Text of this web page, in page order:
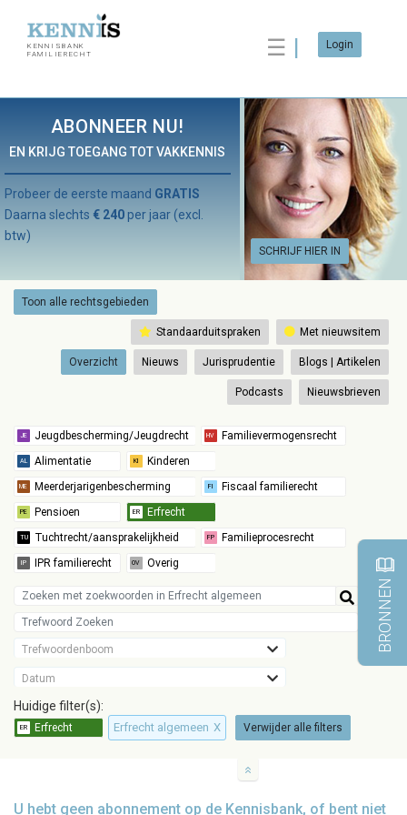
KENNISBANK
FAMILIERECHT
☰ Login
ABONNEER NU!
EN KRIJG TOEGANG TOT VAKKENNIS
SCHRIJF HIER IN
Probeer de eerste maand GRATIS
Daarna slechts € 240 per jaar (excl.
btw)
Toon alle rechtsgebieden
Standaarduitspraken Met nieuwsitem
Overzicht Nieuws Jurisprudentie Blogs | Artikelen
Podcasts Nieuwsbrieven
Trefwoordenboom
Datum
Huidige filter(s):
Erfrecht algemeen X Verwijder alle filters
U hebt geen abonnement op de Kennisbank, of bent niet
BRONNEN